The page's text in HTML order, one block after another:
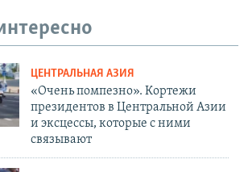
ЦЕНТРАЛЬНАЯ АЗИЯ
«Очень помпезно». Кортежи
президентов в Центральной Азии
и эксцессы, которые с ними
связывают